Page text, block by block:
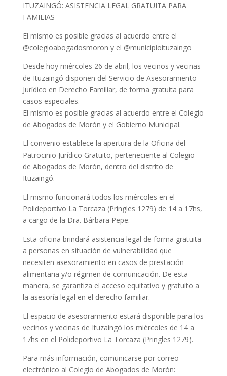
ITUZAINGÓ: ASISTENCIA LEGAL GRATUITA PARA
FAMILIAS
El mismo es posible gracias al acuerdo entre el
@colegioabogadosmoron y el @municipioituzaingo
Desde hoy miércoles 26 de abril, los vecinos y vecinas
de Ituzaingó disponen del Servicio de Asesoramiento
Jurídico en Derecho Familiar, de forma gratuita para
casos especiales.
El mismo es posible gracias al acuerdo entre el Colegio
de Abogados de Morón y el Gobierno Municipal.
El convenio establece la apertura de la Oficina del
Patrocinio Jurídico Gratuito, perteneciente al Colegio
de Abogados de Morón, dentro del distrito de
Ituzaingó.
El mismo funcionará todos los miércoles en el
Polideportivo La Torcaza (Pringles 1279) de 14 a 17hs,
a cargo de la Dra. Bárbara Pepe.
Esta oficina brindará asistencia legal de forma gratuita
a personas en situación de vulnerabilidad que
necesiten asesoramiento en casos de prestación
alimentaria y/o régimen de comunicación. De esta
manera, se garantiza el acceso equitativo y gratuito a
la asesoría legal en el derecho familiar.
El espacio de asesoramiento estará disponible para los
vecinos y vecinas de Ituzaingó los miércoles de 14 a
17hs en el Polideportivo La Torcaza (Pringles 1279).
Para más información, comunicarse por correo
electrónico al Colegio de Abogados de Morón: